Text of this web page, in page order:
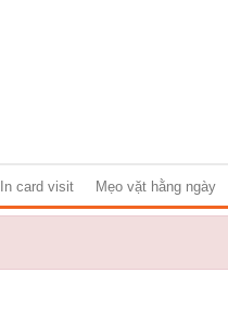
In card visit Mẹo vặt hằng ngày